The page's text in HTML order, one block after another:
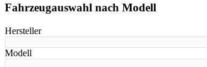
Fahrzeugauswahl nach Modell
Hersteller
Modell